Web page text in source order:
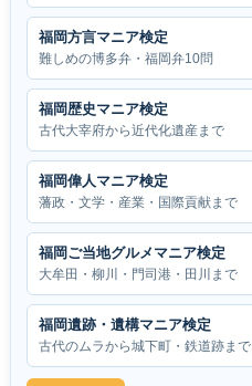
福岡方言マニア検定
難しめの博多弁・福岡弁10問
福岡歴史マニア検定
古代大宰府から近代化遺産まで
福岡偉人マニア検定
藩政・文学・産業・国際貢献まで
福岡ご当地グルメマニア検定
大牟田・柳川・門司港・田川まで
福岡遺跡・遺構マニア検定
古代のムラから城下町・鉄道跡まで